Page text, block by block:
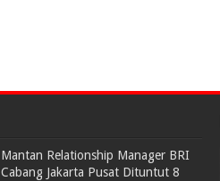
Mantan Relationship Manager BRI
Cabang Jakarta Pusat Dituntut 8